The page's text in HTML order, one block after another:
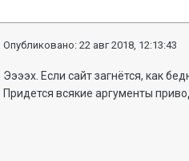
Опубликовано:22 авг 2018, 12:13:43
Ээээх. Если сайт загнётся, как
Придется всякие аргументы